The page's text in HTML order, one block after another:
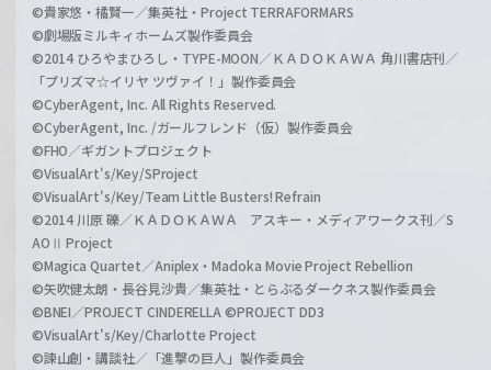
©貴家悠・橘賢一／集英社・Project TERRAFORMARS
©劇場版ミルキィホームズ製作委員会
©2014 ひろやまひろし・TYPE-MOON／ＫＡＤＯＫＡＷＡ 角川書店刊／
「プリズマ☆イリヤ ツヴァイ！」製作委員会
©CyberAgent, Inc. All Rights Reserved.
©CyberAgent, Inc. /ガールフレンド（仮）製作委員会
©FHO／ギガントプロジェクト
©VisualArt's/Key/SProject
©VisualArt's/Key/Team Little Busters! Refrain
©2014 川原 礫／ＫＡＤＯＫＡＷＡ アスキー・メディアワークス刊／S
AOⅡ Project
©Magica Quartet／Aniplex・Madoka Movie Project Rebellion
©矢吹健太朗・長谷見沙貴／集英社・とらぶるダークネス製作委員会
©BNEI／PROJECT CINDERELLA ©PROJECT DD3
©VisualArt's/Key/Charlotte Project
©諫山創・講談社／「進撃の巨人」製作委員会